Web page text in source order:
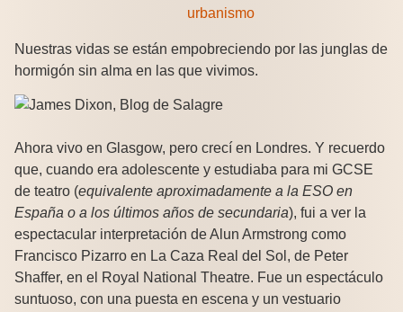
urbanismo
Nuestras vidas se están empobreciendo por las junglas de
hormigón sin alma en las que vivimos.
Ahora vivo en Glasgow, pero crecí en Londres. Y recuerdo
que, cuando era adolescente y estudiaba para mi GCSE
de teatro (equivalente aproximadamente a la ESO en
España o a los últimos años de secundaria), fui a ver la
espectacular interpretación de Alun Armstrong como
Francisco Pizarro en La Caza Real del Sol, de Peter
Shaffer, en el Royal National Theatre. Fue un espectáculo
suntuoso, con una puesta en escena y un vestuario